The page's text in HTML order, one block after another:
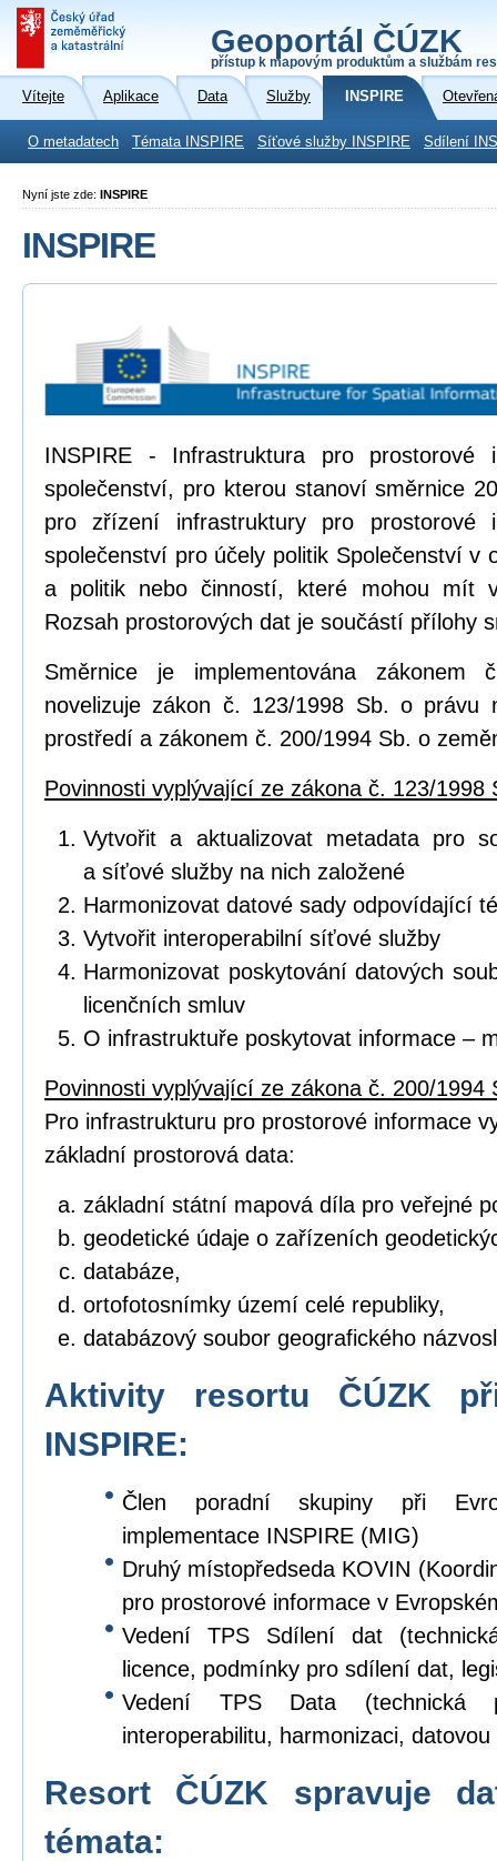
Geoportál ČÚZK
přístup k mapovým produktům a službám
Vítejte Aplikace Data Služby INSPIRE
O metadatech Témata INSPIRE Síťové služby INSPIRE Sdílení
Nyní jste zde: INSPIRE
INSPIRE
INSPIRE - Infrastruktura pro prostorové
společenství, pro kterou stanoví směrnice
pro zřízení infrastruktury pro prostorové
společenství pro účely politik Společenství v
a politik nebo činností, které mohou mít
Rozsah prostorových dat je součástí přílohy
Směrnice je implementována
novelizuje zákon č. 123/1998 Sb. o právu
prostředí a zákonem č. 200/1994 Sb. o
Povinnosti vyplývající ze zákona č. 123/1998
Vytvořit a aktualizovat metadata pro
a síťové služby na nich založené
Harmonizovat datové sady odpovídající
Vytvořit interoperabilní síťové služby
Harmonizovat poskytování datových
licenčních smluv
O infrastruktuře poskytovat informace –
Povinnosti vyplývající ze zákona č. 200/1994
Pro infrastrukturu pro prostorové informace
základní prostorová data:
základní státní mapová díla pro veřejné
geodetické údaje o zařízeních
databáze,
ortofotosnímky území celé republiky,
databázový soubor geografického
Aktivity resortu ČÚZK
INSPIRE:
Člen poradní skupiny při
implementace INSPIRE (MIG)
Druhý místopředseda KOVIN
pro prostorové informace v
Vedení TPS Sdílení dat
licence, podmínky pro sdílení dat,
Vedení TPS Data (technická
interoperabilitu, harmonizaci,
Resort ČÚZK spravuje
témata: